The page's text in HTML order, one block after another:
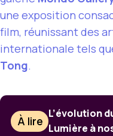
une exposition
film, réunissant des
internationale tels
Tong.
À lire
L’évolution
Lumière à